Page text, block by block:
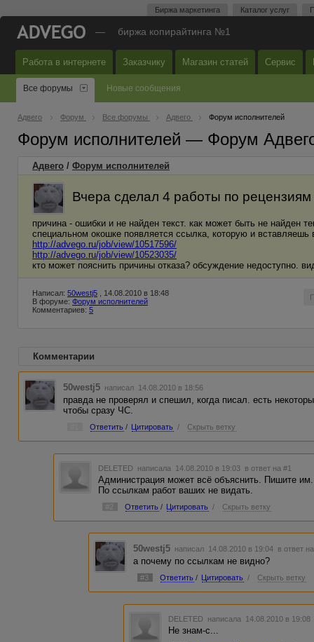
Биржа маркетинга Каталог услуг
— биржа копирайтинга №1
Работа в интернете Заказчику Магазин статей Сервис
Все форумы Новые сообщения
Адвего Форум Все форумы Адвего Форум исполнителей
Форум исполнителей — Форум
Адвего / Форум исполнителей
Вчера сделал 4 работы по
причина - ошибки и не найден текст. как может быть не найден
специальном окошке появляется ссылка, которую и вставляешь
http://advego.ru/job/view/10517596/
http://advego.ru/job/view/10523035/
кто может пояснить причины отказа? обсуждение недоступно.
Написал: 50westj5 , 14.08.2010 в 18:48
В форуме: Форум исполнителей
Комментариев: 5
Комментарии
50westj5 написал 14.08.2010 в 18:56
правда не проверял и спешил, когда писал. есть
чтобы сразу ЧС.
Ответить / Цитировать / Скрыть ветку
DELETED написала 14.08.2010 в 19:03 в ответ на #1
Администрация может всё объяснить. Пишите им.
По ссылкам работ ваших не видать.
#2 Ответить / Цитировать / Скрыть ветку
50westj5 написал 14.08.2010 в 19:04 в ответ
а почему по ссылкам не видно?
#3 Ответить / Цитировать / Скрыть ветку
DELETED написала 14.08.2010 в
Не знам-с...